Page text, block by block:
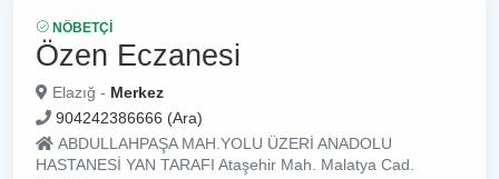
NÖBETÇI
Özen Eczanesi
Elazığ - Merkez
904242386666 (Ara)
ABDULLAHPAŞA MAH.YOLU ÜZERİ ANADOLU
HASTANESİ YAN TARAFI Ataşehir Mah. Malatya Cad.